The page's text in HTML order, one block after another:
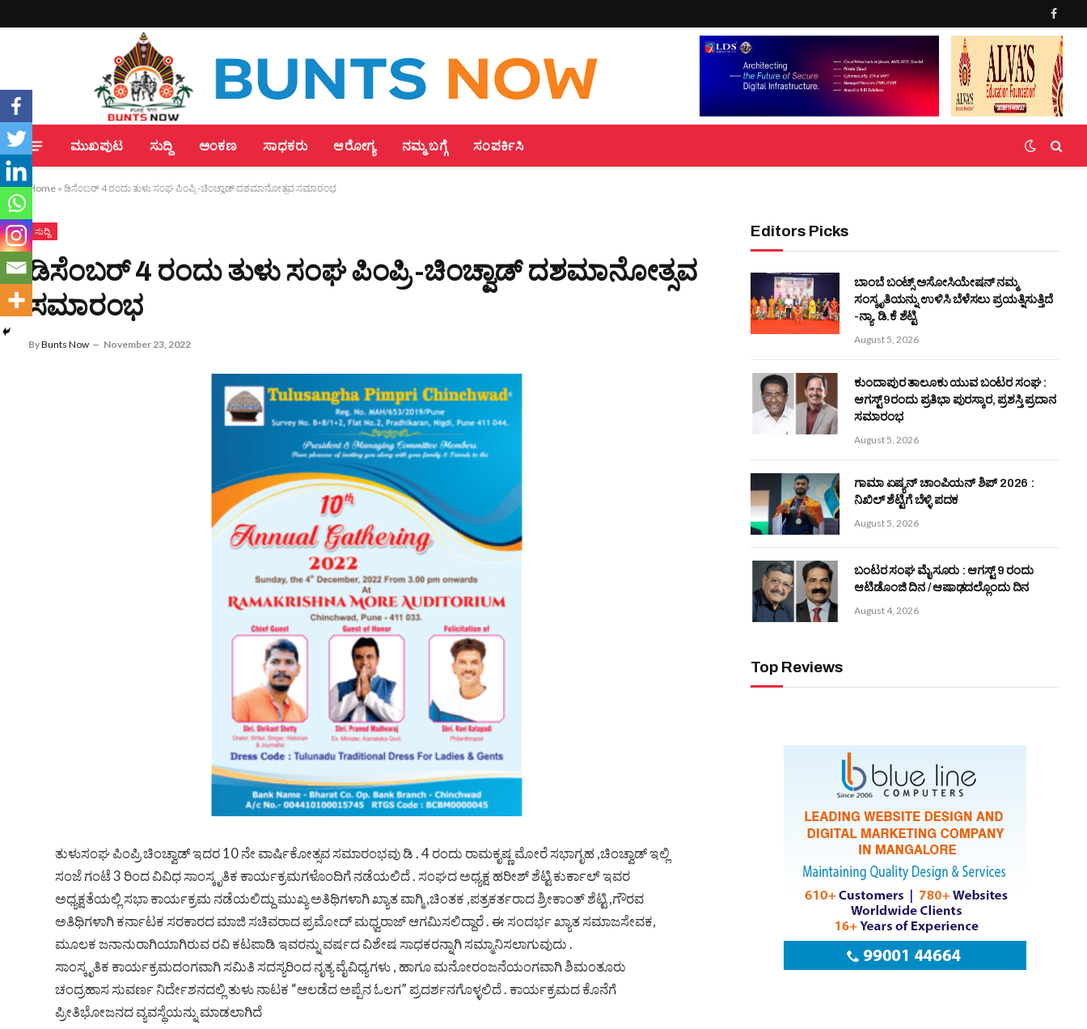
ಮುಖಪುಟ ಸುದ್ದಿ ಅಂಕಣ ಸಾಧಕರು ಆರೋಗ್ಯ ನಮ್ಮ ಬಗ್ಗೆ ಸಂಪರ್ಕಿಸಿ
Home » ಡಿಸೆಂಬರ್ 4 ರಂದು ತುಳು ಸಂಘ ಪಿಂಪ್ರಿ -ಚಿಂಚ್ವಾಡ್ ದಶಮಾನೋತ್ಸವ ಸಮಾರಂಭ
ಸುದ್ದಿ
ಡಿಸೆಂಬರ್ 4 ರಂದು ತುಳು ಸಂಘ ಪಿಂಪ್ರಿ -ಚಿಂಚ್ವಾಡ್ ದಶಮಾನೋತ್ಸವ
ಸಮಾರಂಭ
ByBunts Now November 23, 2022
ತುಳುಸಂಘ ಪಿಂಪ್ರಿ ಚಿಂಚ್ವಾಡ್ ಇದರ 10 ನೇ ವಾರ್ಷಿಕೋತ್ಸವ ಸಮಾರಂಭವು ಡಿ . 4 ರಂದು ರಾಮಕೃಷ್ಣ ಮೋರೆ ಸಭಾಗೃಹ ,ಚಿಂಚ್ವಾಡ್ ಇಲ್ಲಿ
ಸಂಜೆ ಗಂಟೆ 3 ರಿಂದ ವಿವಿಧ ಸಾಂಸ್ಕೃತಿಕ ಕಾರ್ಯಕ್ರಮಗಳೊಂದಿಗೆ ನಡೆಯಲಿದೆ . ಸಂಘದ ಅಧ್ಯಕ್ಷ ಹರೀಶ್ ಶೆಟ್ಟಿ ಕುರ್ಕಾಲ್ ಇವರ
ಅಧ್ಯಕ್ಷತೆಯಲ್ಲಿ ಸಭಾ ಕಾರ್ಯಕ್ರಮ ನಡೆಯಲಿದ್ದು ಮುಖ್ಯ ಅತಿಥಿಗಳಾಗಿ ಖ್ಯಾತ ವಾಗ್ಮಿ ,ಚಿಂತಕ ,ಪತ್ರಕರ್ತರಾದ ಶ್ರೀಕಾಂತ್ ಶೆಟ್ಟಿ ,ಗೌರವ
ಅತಿಥಿಗಳಾಗಿ ಕರ್ನಾಟಕ ಸರಕಾರದ ಮಾಜಿ ಸಚಿವರಾದ ಪ್ರಮೋದ್ ಮಧ್ವರಾಜ್ ಆಗಮಿಸಲಿದ್ದಾರೆ . ಈ ಸಂದರ್ಭ ಖ್ಯಾತ ಸಮಾಜಸೇವಕ,
ಮೂಲಕ ಜನಾನುರಾಗಿಯಾಗಿರುವ ರವಿ ಕಟಪಾಡಿ ಇವರನ್ನು ವರ್ಷದ ವಿಶೇಷ ಸಾಧಕರನ್ನಾಗಿ ಸಮ್ಮಾನಿಸಲಾಗುವುದು .
ಸಾಂಸ್ಕೃತಿಕ ಕಾರ್ಯಕ್ರಮದಂಗವಾಗಿ ಸಮಿತಿ ಸದಸ್ಯರಿಂದ ನೃತ್ಯ ವೈವಿಧ್ಯಗಳು , ಹಾಗೂ ಮನೋರಂಜನೆಯಂಗವಾಗಿ ಶಿಮಂತೂರು
ಚಂದ್ರಹಾಸ ಸುವರ್ಣ ನಿರ್ದೇಶನದಲ್ಲಿ ತುಳು ನಾಟಕ “ಆಲಡೆದ ಅಪ್ಪೆನ ಓಲಗ” ಪ್ರದರ್ಶನಗೊಳ್ಳಲಿದೆ . ಕಾರ್ಯಕ್ರಮದ ಕೊನೆಗೆ
ಪ್ರೀತಿಭೋಜನದ ವ್ಯವಸ್ಥೆಯನ್ನು ಮಾಡಲಾಗಿದೆ
Editors Picks
ಬಾಂಬೆ ಬಂಟ್ಸ್ ಅಸೋಸಿಯೇಷನ್ ನಮ್ಮ
ಸಂಸ್ಕೃತಿಯನ್ನು ಉಳಿಸಿ ಬೆಳೆಸಲು ಪ್ರಯತ್ನಿಸುತ್ತಿದೆ
-ನ್ಯಾ. ಡಿ.ಕೆ ಶೆಟ್ಟಿ
August 5, 2026
ಕುಂದಾಪುರ ತಾಲೂಕು ಯುವ ಬಂಟರ ಸಂಘ :
ಆಗಸ್ಟ್ 9ರಂದು ಪ್ರತಿಭಾ ಪುರಸ್ಕಾರ, ಪ್ರಶಸ್ತಿ ಪ್ರದಾನ
ಸಮಾರಂಭ
August 5, 2026
ಗಾಮಾ ಏಷ್ಯನ್ ಚಾಂಪಿಯನ್‌ ಶಿಪ್‌ 2026 :
ನಿಖಿಲ್ ಶೆಟ್ಟಿಗೆ ಬೆಳ್ಳಿ ಪದಕ
August 5, 2026
ಬಂಟರ ಸಂಘ ಮೈಸೂರು : ಆಗಸ್ಟ್ 9 ರಂದು
ಆಟಿಡೊಂಜಿ ದಿನ / ಆಷಾಢದಲ್ಲೊಂದು ದಿನ
August 4, 2026
Top Reviews